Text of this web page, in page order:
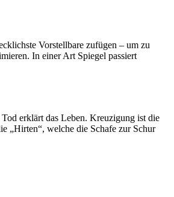
Vorstellbare zufügen – um zu
In einer Art Spiegel passiert
erklärt das Leben. Kreuzigung ist die
„Hirten“, welche die Schafe zur Schur